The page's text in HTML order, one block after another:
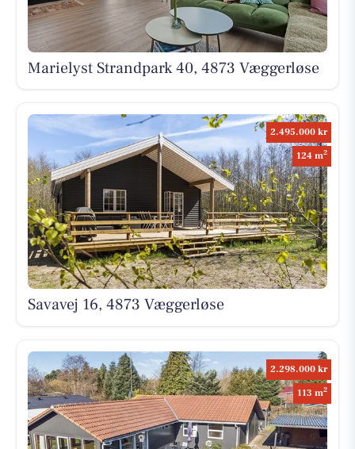
Marielyst Strandpark 40, 4873 Væggerløse
2.495.000 kr
124 m2
Savavej 16, 4873 Væggerløse
2.298.000 kr
113 m2